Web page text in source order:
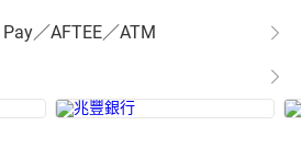
／AFTEE／ATM